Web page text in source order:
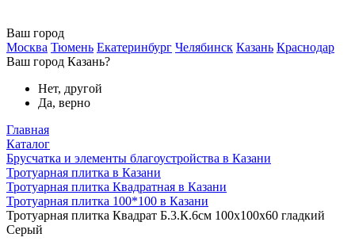
Ваш город
Москва Тюмень Екатеринбург Челябинск Казань Краснодар
Ваш город Казань?
Нет, другой
Да, верно
Главная
Каталог
Брусчатка и элементы благоустройства в Казани
Тротуарная плитка в Казани
Тротуарная плитка Квадратная в Казани
Тротуарная плитка 100*100 в Казани
Тротуарная плитка Квадрат Б.3.К.6см 100х100х60 гладкий
Серый